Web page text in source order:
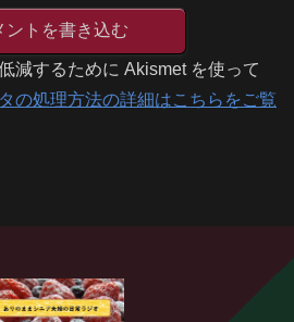
ントを書き込む
減するために Akismet を使って
の処理方法の詳細はこちらをご覧